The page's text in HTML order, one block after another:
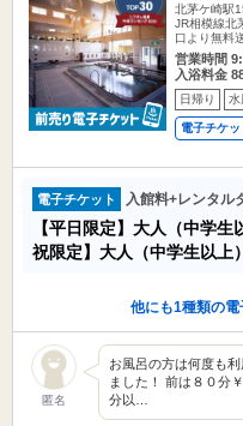
北茅ケ崎駅
JR相模線北
口より無料
営業時間
入浴料金
日帰り 水
電子チケッ
電子チケット 入館料+レンタル
【平日限定】大人（中学生
祝限定】大人（中学生以上
他にも1種類の
匿名
お風呂の方は何度も
ました！ 前は８０分
分以…